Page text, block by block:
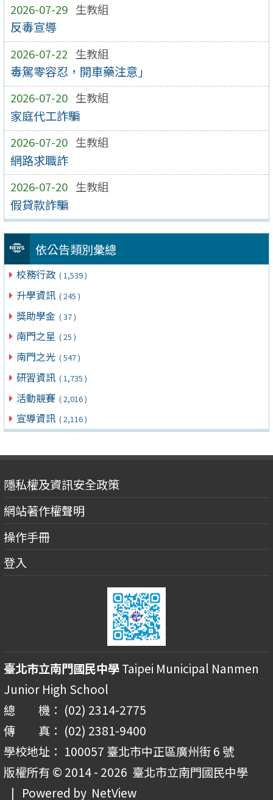
2026-07-29 生教組
反毒宣導
2026-07-22 生教組
毒駕零容忍，開車藥注意」
2026-07-20 生教組
家庭代工詐騙
2026-07-20 生教組
網路求職詐
2026-07-20 生教組
假貸款詐騙
依公告類別彙總
校務行政 ( 1,539 )
升學資訊 ( 245 )
獎助學金 ( 37 )
南門之星 ( 25 )
南門之光 ( 547 )
研習資訊 ( 1,735 )
活動競賽 ( 2,016 )
宣導資訊 ( 2,116 )
隱私權及資訊安全政策
網站著作權聲明
操作手冊
登入
臺北市立南門國民中學Taipei Municipal Nanmen
Junior High School
總 機： (02) 2314-2775
傳 真： (02) 2381-9400
學校地址： 100057 臺北市中正區廣州街 6 號
版權所有 © 2014 - 2026 臺北市立南門國民中學
| Powered by NetView